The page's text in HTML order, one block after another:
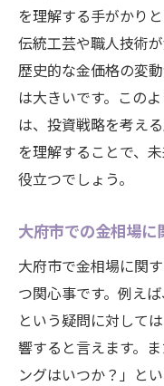
投資リスク
大府市内の
金市場にお
地元投資家
賢い投資家が知
測
専門家によ
技術革新が
大府市にお
環境変化と
金相場の将
を理解する手がかり
伝統工芸や職人技術
歴史的な金価格の変
は大きいです。この
は、投資戦略を考え
を理解することで、
役立つでしょう。
大府市での金相場
大府市で金相場に関
つ関心事です。例え
という疑問に対して
響すると言えます。
ングはいつか？」と